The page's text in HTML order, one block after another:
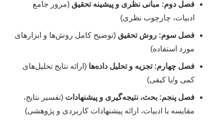
فصل دوم: مبانی نظری و پیشینه تحقیق (مرور جامع
ادبیات، چارچوب نظری)
فصل سوم: روش تحقیق (توضیح کامل روش‌ها و ابزارهای
مورد استفاده)
فصل چهارم: تجزیه و تحلیل داده‌ها (ارائه نتایج تحلیل‌های
کمی و/یا کیفی)
فصل پنجم: بحث، نتیجه‌گیری و پیشنهادات (تفسیر نتایج،
مقایسه با ادبیات، ارائه پیشنهادات کاربردی و پژوهشی)